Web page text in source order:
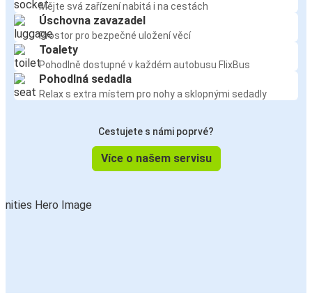
Mějte svá zařízení nabitá i na cestách
Úschovna zavazadel
Prostor pro bezpečné uložení věcí
Toalety
Pohodlně dostupné v každém autobusu FlixBus
Pohodlná sedadla
Relax s extra místem pro nohy a sklopnými sedadly
Cestujete s námi poprvé?
Více o našem servisu